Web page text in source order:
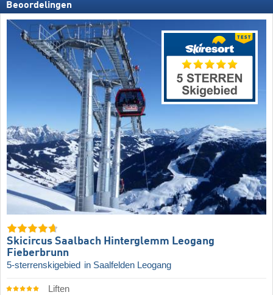
Beoordelingen
Skicircus Saalbach Hinterglemm Leogang
Fieberbrunn
5-sterrenskigebied in Saalfelden Leogang
Liften